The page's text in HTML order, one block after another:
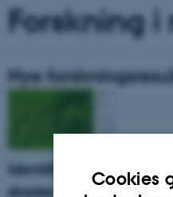
Forskning
Nye
Identificering af
skader på vores
Cookies